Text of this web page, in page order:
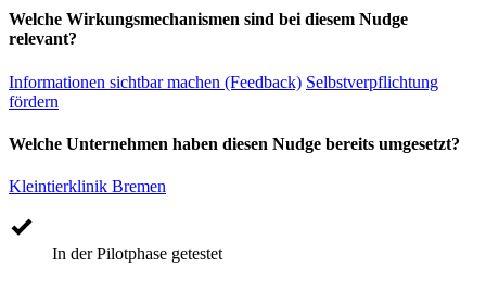
Welche Wirkungsmechanismen sind bei diesem Nudge
relevant?
Informationen sichtbar machen (Feedback) Selbstverpflichtung
fördern
Welche Unternehmen haben diesen Nudge bereits umgesetzt?
Kleintierklinik Bremen
In der Pilotphase getestet